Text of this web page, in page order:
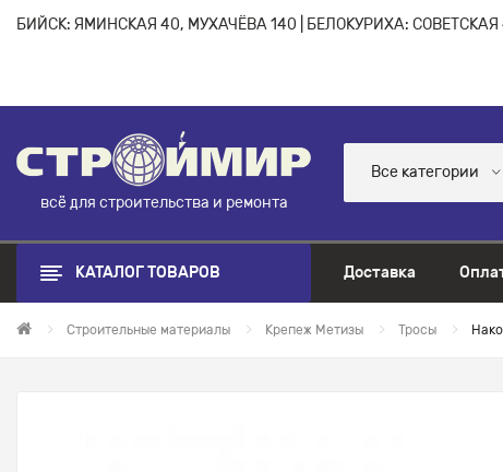
БИЙСК: ЯМИНСКАЯ 40, МУХАЧЁВА 140 | БЕЛОКУРИХА:
всё для строительства и ремонта
Все категории
КАТАЛОГ ТОВАРОВ Доставка
Строительные материалы Крепеж Метизы Тросы